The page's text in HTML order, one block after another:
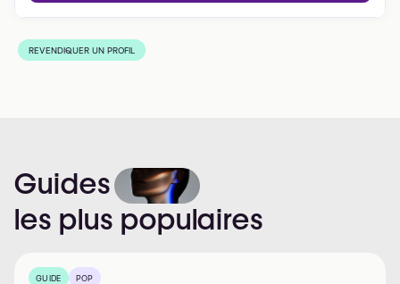
REVENDIQUER UN PROFIL
Guides
les plus populaires
GUIDE POP